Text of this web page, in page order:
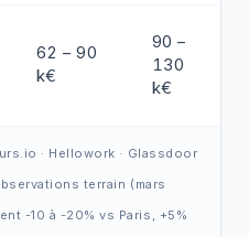
62 – 90
k€
90 –
130
k€
· Hellowork · Glassdoor
terrain (mars
-10 à -20% vs Paris, +5%